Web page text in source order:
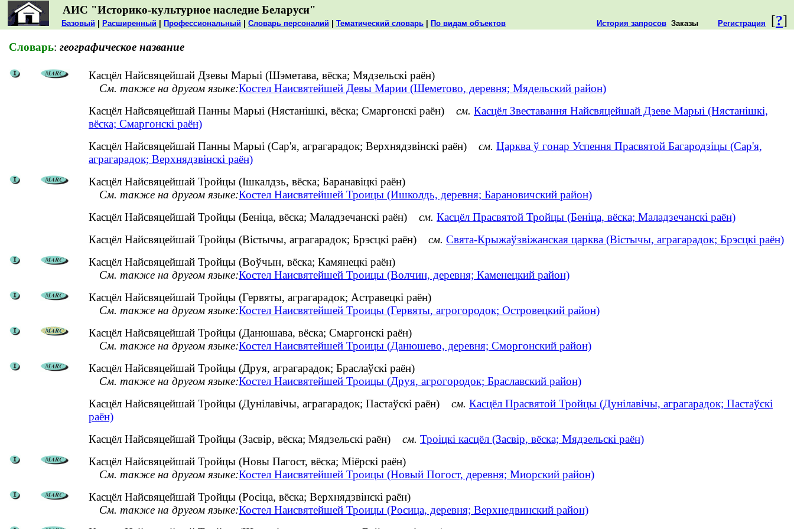
АИС "Историко-культурное наследие Беларуси"
[?]
Базовый Расширенный Профессиональный Словарь персоналий Тематический словарь По видам объектов История запросов Заказы Регистрация
Словарь: географическое название
Касцёл Найсвяцейшай Дзевы Марыі (Шэметава, вёска; Мядзельскі раён)
См. также на другом языке:Костел Наисвятейшей Девы Марии (Шеметово, деревня; Мядельский район)
Касцёл Найсвяцейшай Панны Марыі (Нястанішкі, вёска; Смаргонскі раён) см. Касцёл Звеставання Найсвяцейшай Дзеве Марыі (Нястанішкі,
вёска; Смаргонскі раён)
Касцёл Найсвяцейшай Панны Марыі (Сар'я, аграгарадок; Верхнядзвінскі раён) см. Царква ў гонар Успення Прасвятой Багародзіцы (Сар'я,
аграгарадок; Верхнядзвінскі раён)
Касцёл Найсвяцейшай Тройцы (Ішкалдзь, вёска; Баранавіцкі раён)
См. также на другом языке:Костел Наисвятейшей Троицы (Ишколдь, деревня; Барановичский район)
Касцёл Найсвяцейшай Тройцы (Беніца, вёска; Маладзечанскі раён) см. Касцёл Прасвятой Тройцы (Беніца, вёска; Маладзечанскі раён)
Касцёл Найсвяцейшай Тройцы (Вістычы, аграгарадок; Брэсцкі раён) см. Свята-Крыжаўзвіжанская царква (Вістычы, аграгарадок; Брэсцкі раён)
Касцёл Найсвяцейшай Тройцы (Воўчын, вёска; Камянецкі раён)
См. также на другом языке:Костел Наисвятейшей Троицы (Волчин, деревня; Каменецкий район)
Касцёл Найсвяцейшай Тройцы (Гервяты, аграгарадок; Астравецкі раён)
См. также на другом языке:Костел Наисвятейшей Троицы (Гервяты, агрогородок; Островецкий район)
Касцёл Найсвяцейшай Тройцы (Данюшава, вёска; Смаргонскі раён)
См. также на другом языке:Костел Наисвятейшей Троицы (Данюшево, деревня; Сморгонский район)
Касцёл Найсвяцейшай Тройцы (Друя, аграгарадок; Браслаўскі раён)
См. также на другом языке:Костел Наисвятейшей Троицы (Друя, агрогородок; Браславский район)
Касцёл Найсвяцейшай Тройцы (Дунілавічы, аграгарадок; Пастаўскі раён) см. Касцёл Прасвятой Тройцы (Дунілавічы, аграгарадок; Пастаўскі
раён)
Касцёл Найсвяцейшай Тройцы (Засвір, вёска; Мядзельскі раён) см. Троіцкі касцёл (Засвір, вёска; Мядзельскі раён)
Касцёл Найсвяцейшай Тройцы (Новы Пагост, вёска; Міёрскі раён)
См. также на другом языке:Костел Наисвятейшей Троицы (Новый Погост, деревня; Миорский район)
Касцёл Найсвяцейшай Тройцы (Росіца, вёска; Верхнядзвінскі раён)
См. также на другом языке:Костел Наисвятейшей Троицы (Росица, деревня; Верхнедвинский район)